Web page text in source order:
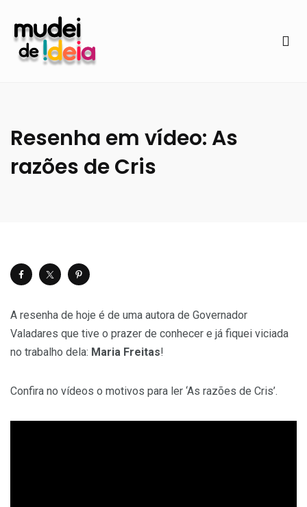
Resenha em vídeo: As
razões de Cris
A resenha de hoje é de uma autora de Governador
Valadares que tive o prazer de conhecer e já fiquei viciada
no trabalho dela: Maria Freitas!
Confira no vídeos o motivos para ler ‘As razões de Cris’.